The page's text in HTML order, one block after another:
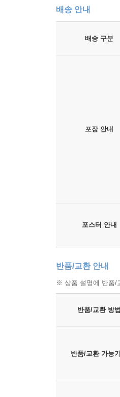
배송 안내
배송 구분
포장 안내
포스터 안내
반품/교환 안내
※ 상품 설명에 반품/
반품/교환 방법
반품/교환 가능